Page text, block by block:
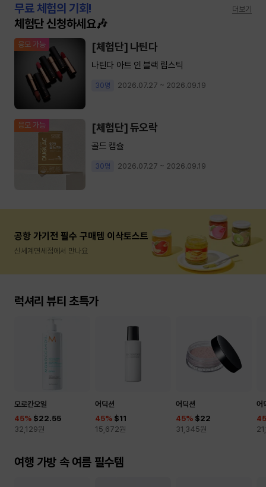
무료 체험의 기회!
체험단 신청하세요🎶
더보기
응모 가능 [체험단] 나틴다
나틴다 아트 인 블랙 립스틱
30명 2026.07.27 ~ 2026.09.19
응모 가능 [체험단] 듀오락
골드 캡슐
30명 2026.07.27 ~ 2026.09.19
공항 가기전 필수 구매템 이삭토스트
신세계면세점에서 만나요
럭셔리 뷰티 초특가
모로칸오일
45% $22.55
32,129원
어딕션
45% $11
15,672원
어딕션
45% $22
31,345원
어
45
여행 가방 속 여름 필수템